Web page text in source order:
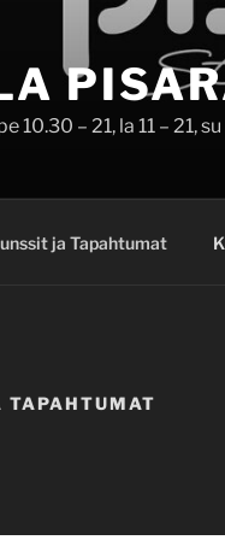
10.30 – 21, la 11 – 21,
ja Tapahtumat
TAPAHTUMAT